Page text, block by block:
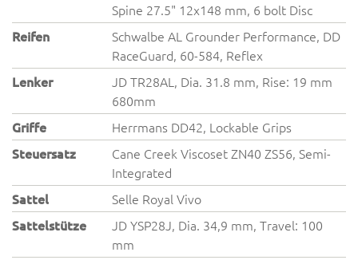
Spine 27.5" 12x148 mm, 6 bolt Disc
Reifen
Schwalbe AL Grounder Performance, DD
RaceGuard, 60-584, Reflex
Lenker
JD TR28AL, Dia. 31.8 mm, Rise: 19 mm
680mm
Griffe
Herrmans DD42, Lockable Grips
Steuersatz
Cane Creek Viscoset ZN40 ZS56, Semi-
Integrated
Sattel
Selle Royal Vivo
Sattelstütze
JD YSP28J, Dia. 34,9 mm, Travel: 100
mm